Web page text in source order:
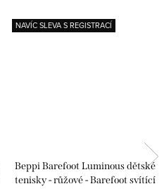
NAVÍC SLEVA S REGISTRACÍ
Beppi Barefoot Luminous dětské
tenisky - růžové - Barefoot svítící